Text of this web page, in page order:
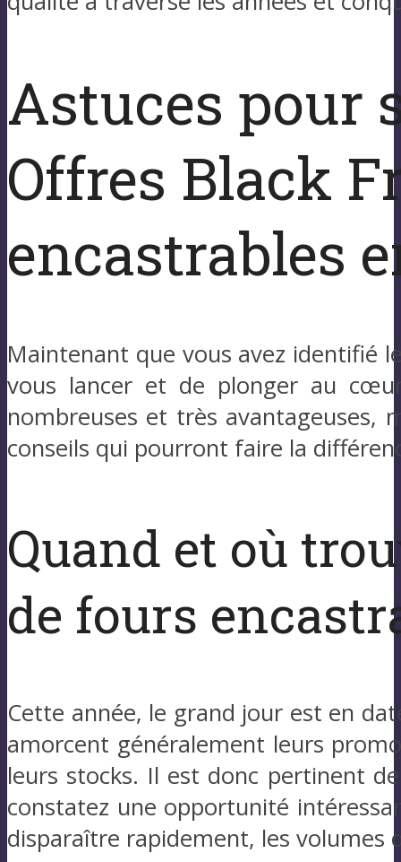
Astuces pour
Offres Black
encastrables
Maintenant que vous avez identifié
vous lancer et de plonger au
nombreuses et très avantageuses,
conseils qui pourront faire la
Quand et où
de fours
Cette année, le grand jour est en
amorcent généralement leurs
leurs stocks. Il est donc pertinent
constatez une opportunité
disparaître rapidement, les